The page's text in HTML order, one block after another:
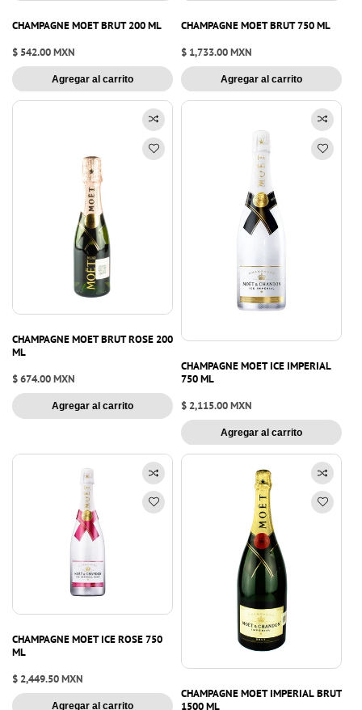
CHAMPAGNE MOET BRUT 200 ML
Precio
habitual
$ 542.00 MXN
Agregar al carrito
CHAMPAGNE MOET BRUT 750 ML
Precio
habitual
$ 1,733.00 MXN
Agregar al carrito
CHAMPAGNE MOET BRUT ROSE 200
ML
Precio
habitual
$ 674.00 MXN
Agregar al carrito
CHAMPAGNE MOET ICE IMPERIAL
750 ML
Precio
habitual
$ 2,115.00 MXN
Agregar al carrito
CHAMPAGNE MOET ICE ROSE 750
ML
Precio
habitual
$ 2,449.50 MXN
Agregar al carrito
CHAMPAGNE MOET IMPERIAL BRUT
1500 ML